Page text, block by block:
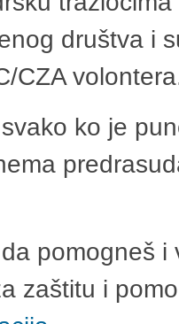
društva i
CZA
ko je
pomogneš
zaštitu i